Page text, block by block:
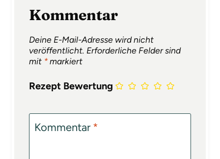
Kommentar
Deine E-Mail-Adresse wird nicht
veröffentlicht. Erforderliche Felder sind
mit *markiert
Rezept Bewertung
Kommentar*